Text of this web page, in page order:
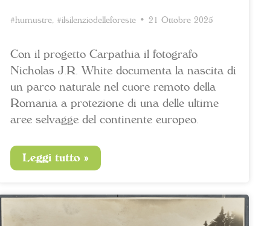
#humustre, #ilsilenziodelleforeste • 21 Ottobre 2025
Con il progetto Carpathia il fotografo
Nicholas J.R. White documenta la nascita di
un parco naturale nel cuore remoto della
Romania a protezione di una delle ultime
aree selvagge del continente europeo.
Leggi tutto »